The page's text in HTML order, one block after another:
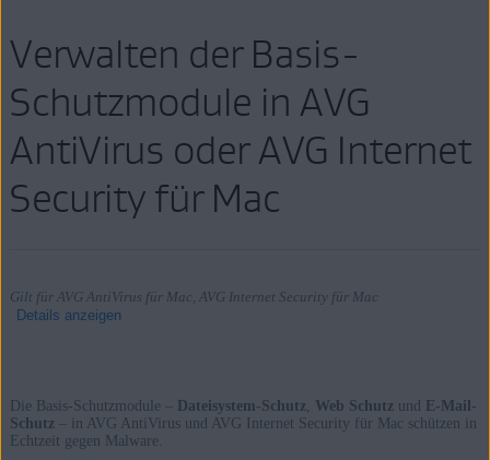
Verwalten der Basis-
Schutzmodule in AVG
AntiVirus oder AVG Internet
Security für Mac
Gilt für AVG AntiVirus für Mac, AVG Internet Security für Mac
Details anzeigen
Produkte:
Die Basis-Schutzmodule – Dateisystem-Schutz, Web Schutzund
E-Mail-
Schutz– in AVG AntiVirus und AVG Internet Security für Mac schützen in
Echtzeit gegen Malware.